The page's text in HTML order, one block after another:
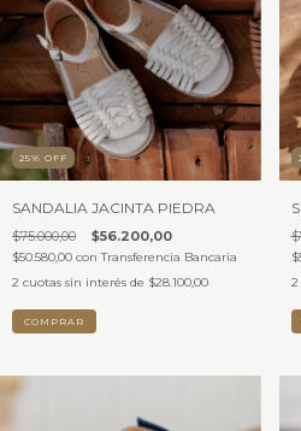
25% OFF
SANDALIA JACINTA PIEDRA
$75.000,00 $56.200,00
$50.580,00 con Transferencia Bancaria
2 cuotas sin interés de $28.100,00
COMPRAR
2